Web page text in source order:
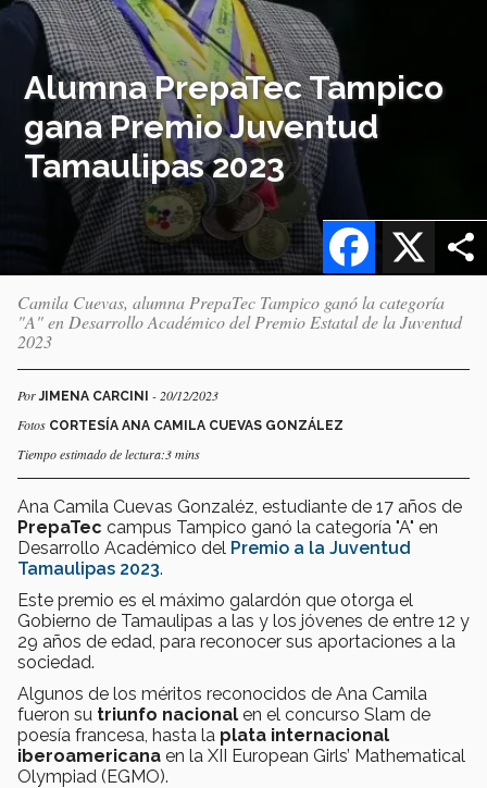
Alumna PrepaTec Tampico
gana Premio Juventud
Tamaulipas 2023
X
Facebook
Camila Cuevas, alumna PrepaTec Tampico ganó la categoría
"A" en Desarrollo Académico del Premio Estatal de la Juventud
2023
PorJIMENA CARCINI - 20/12/2023
Fotos CORTESÍA ANA CAMILA CUEVAS GONZÁLEZ
Tiempo estimado de lectura:3 mins
Ana Camila Cuevas Gonzaléz, estudiante de 17 años de
PrepaTec campus Tampico ganó la categoría "A" en
Desarrollo Académico del Premio a la Juventud
Tamaulipas 2023.
Este premio es el máximo galardón que otorga el
Gobierno de Tamaulipas a las y los jóvenes de entre 12 y
29 años de edad, para reconocer sus aportaciones a la
sociedad.
Algunos de los méritos reconocidos de Ana Camila
fueron su triunfo nacional en el concurso Slam de
poesía francesa, hasta la plata internacional
iberoamericana en la XII European Girls’ Mathematical
Olympiad (EGMO).